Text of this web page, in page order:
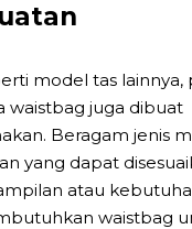
model tas lainnya,
waistbag juga dibuat
Beragam jenis
yang dapat
atau
waistbag